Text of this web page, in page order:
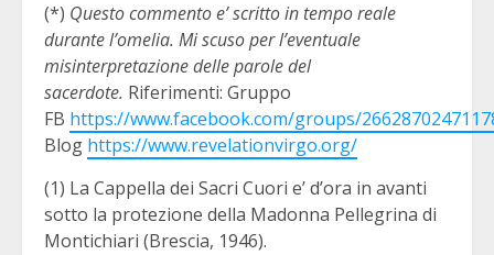
(*) Questo commento e’ scritto in tempo reale
durante l’omelia. Mi scuso per l’eventuale
misinterpretazione delle parole del
sacerdote. Riferimenti: Gruppo
FB https://www.facebook.com/groups/
Blog https://www.revelationvirgo.org/
(1) La Cappella dei Sacri Cuori e’ d’ora in avanti
sotto la protezione della Madonna Pellegrina di
Montichiari (Brescia, 1946).